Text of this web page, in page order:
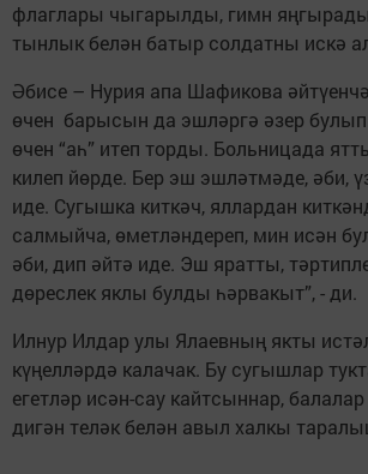
флаглары чыгарылды, гимн
тынлык белән батыр солдатны искә
Әбисе – Нурия апа Шафикова
өчен барысын да эшләргә әзер
өчен “аһ” итеп торды. Больницада
килеп йөрде. Бер эш эшләтмәде, әби,
иде. Сугышка киткәч, яллардан
салмыйча, өметләндереп, мин исән
әби, дип әйтә иде. Эш яратты,
дөреслек яклы булды һәрвакыт”, - ди.
Илнур Илдар улы Ялаевның якты
күңелләрдә калачак. Бу сугышлар
егетләр исән-сау кайтсыннар,
дигән теләк белән авыл халкы